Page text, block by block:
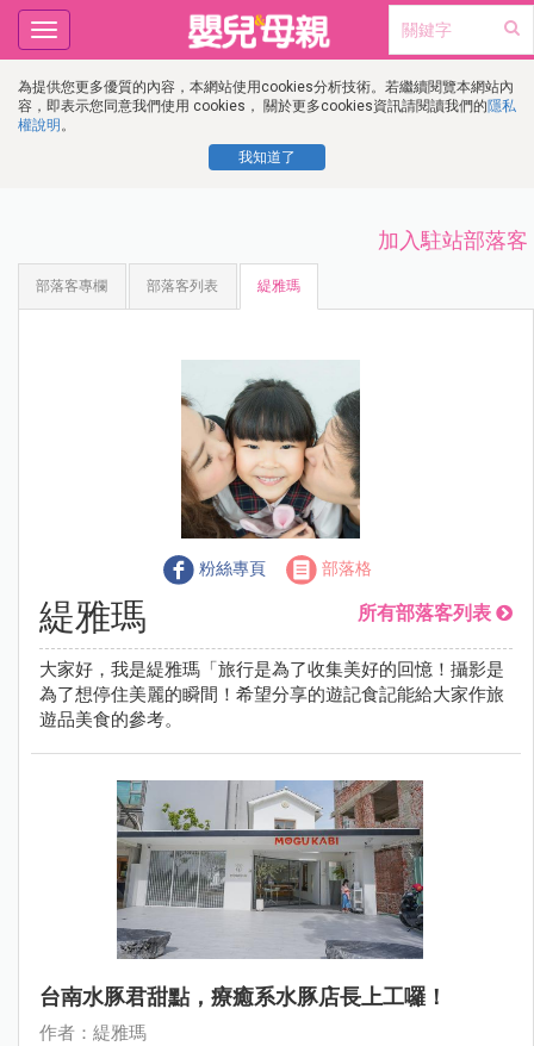
為提供您更多優質的內容，本網站使用cookies分析技術。若繼續閱覽本網站內
容，即表示您同意我們使用 cookies， 關於更多cookies資訊請閱讀我們的隱私
權說明 。
我知道了
Toggle
navigation
加入駐站部落客
部落客專欄 部落客列表 緹雅瑪
粉絲專頁 部落格
緹雅瑪 所有部落客列表
大家好，我是緹雅瑪「旅行是為了收集美好的回憶！攝影是
為了想停住美麗的瞬間！希望分享的遊記食記能給大家作旅
遊品美食的參考。
台南水豚君甜點，療癒系水豚店長上工囉！
作者：緹雅瑪